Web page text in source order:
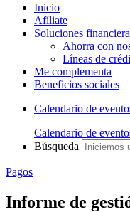
Inicio
Afíliate
Soluciones
Ahorra con
Líneas de
Me complementa
Beneficios sociales
Calendario de
Calendario de
Búsqueda
Pagos
Informe de